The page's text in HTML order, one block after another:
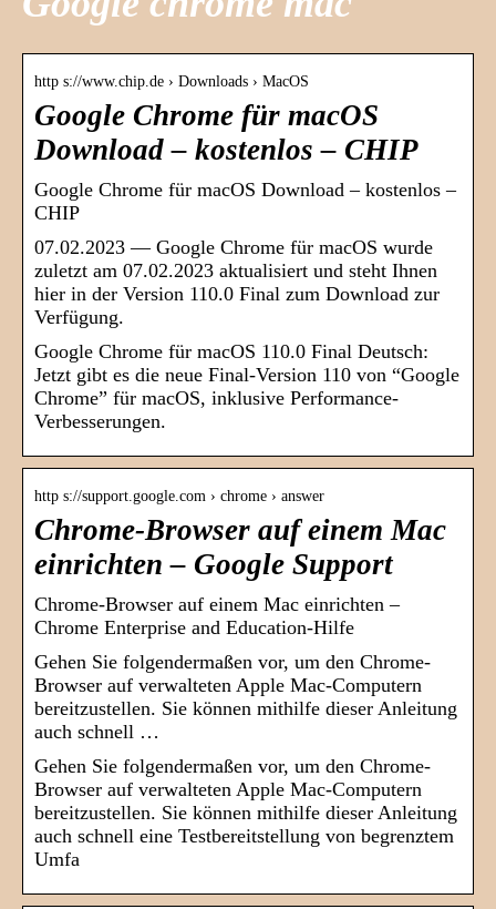
http s://www.chip.de › Downloads › MacOS
Google Chrome für macOS
Download – kostenlos – CHIP
Google Chrome für macOS Download – kostenlos –
CHIP
07.02.2023 — Google Chrome für macOS wurde
zuletzt am 07.02.2023 aktualisiert und steht Ihnen
hier in der Version 110.0 Final zum Download zur
Verfügung.
Google Chrome für macOS 110.0 Final Deutsch:
Jetzt gibt es die neue Final-Version 110 von “Google
Chrome” für macOS, inklusive Performance-
Verbesserungen.
http s://support.google.com › chrome › answer
Chrome-Browser auf einem Mac
einrichten – Google Support
Chrome-Browser auf einem Mac einrichten –
Chrome Enterprise and Education-Hilfe
Gehen Sie folgendermaßen vor, um den Chrome-
Browser auf verwalteten Apple Mac-Computern
bereitzustellen. Sie können mithilfe dieser Anleitung
auch schnell …
Gehen Sie folgendermaßen vor, um den Chrome-
Browser auf verwalteten Apple Mac-Computern
bereitzustellen. Sie können mithilfe dieser Anleitung
auch schnell eine Testbereitstellung von begrenztem
Umfa